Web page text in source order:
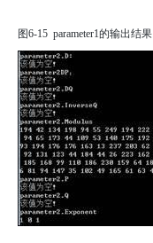
图6-15 parameter1的输出结果